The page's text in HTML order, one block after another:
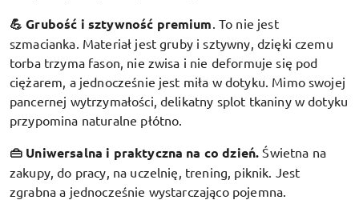
💪 Grubość i sztywność premium To nie jest
szmacianka. Materiał jest gruby i sztywny, dzięki czemu
torba trzyma fason, nie zwisa i nie deformuje się pod
ciężarem, a jednocześnie jest miła w dotyku. Mimo swojej
pancernej wytrzymałości, delikatny splot tkaniny w dotyku
przypomina naturalne płótno.
👜 Uniwersalna i praktyczna na co dzień. Świetna na
zakupy, do pracy, na uczelnię, trening, piknik. Jest
zgrabna a jednocześnie wystarczająco pojemna.